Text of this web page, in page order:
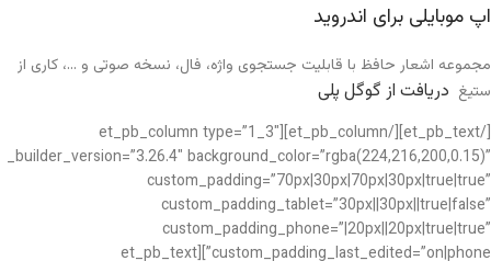
اپ موبایلی برای اندروید
مجموعه اشعار حافظ با قابلیت جستجوی واژه، فال، نسخه صوتی و …، کاری از
ستیغ دریافت از گوگل پلی
[/et_pb_text][/et_pb_column][et_pb_column type=”1_3″
_builder_version=”3.26.4″ background_color=”rgba(224,216,200,0.15)”
custom_padding=”70px|30px|70px|30px|true|true”
custom_padding_tablet=”30px||30px||true|false”
custom_padding_phone=”|20px||20px|true|true”
custom_padding_last_edited=”on|phone”][et_pb_text